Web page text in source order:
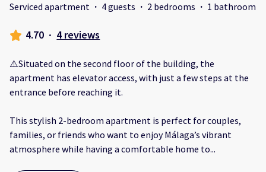
Serviced apartment · 4 guests · 2 bedrooms · 1 bathroom
4.70 · 4 reviews
⚠️Situated on the second floor of the building, the
apartment has elevator access, with just a few steps at the
entrance before reaching it.
This stylish 2-bedroom apartment is perfect for couples,
families, or friends who want to enjoy Málaga’s vibrant
atmosphere while having a comfortable home to...